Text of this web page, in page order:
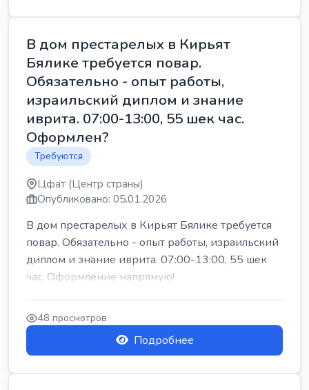
В дом престарелых в Кирьят
Бялике требуется повар.
Обязательно - опыт работы,
израильский диплом и знание
иврита. 07:00-13:00, 55 шек час.
Оформлен?
Требуются
Цфат (Центр страны)
Опубликовано: 05.01.2026
В дом престарелых в Кирьят Бялике требуется
повар. Обязательно - опыт работы, израильский
диплом и знание иврита. 07:00-13:00, 55 шек
час. Оформление напрямую!
48 просмотров
Подробнее